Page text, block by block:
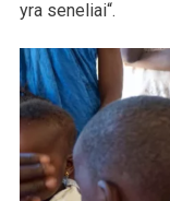
yra seneliai“.